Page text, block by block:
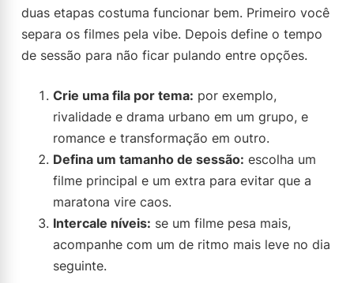
duas etapas costuma funcionar bem. Primeiro você
separa os filmes pela vibe. Depois define o tempo
de sessão para não ficar pulando entre opções.
Crie uma fila por tema: por exemplo,
rivalidade e drama urbano em um grupo, e
romance e transformação em outro.
Defina um tamanho de sessão: escolha um
filme principal e um extra para evitar que a
maratona vire caos.
Intercale níveis: se um filme pesa mais,
acompanhe com um de ritmo mais leve no dia
seguinte.